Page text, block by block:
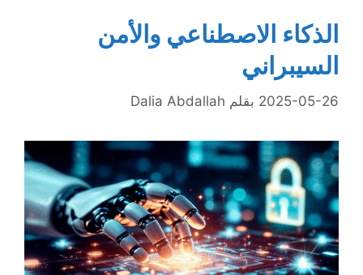
الذكاء الاصطناعي والأمن
السيبراني
2025-05-26 بقلم Dalia Abdallah